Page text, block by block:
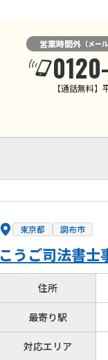
営業時間外（メー
【通話無料
東京都 調布市
こうご司法書士
住所
最寄り駅
対応エリア